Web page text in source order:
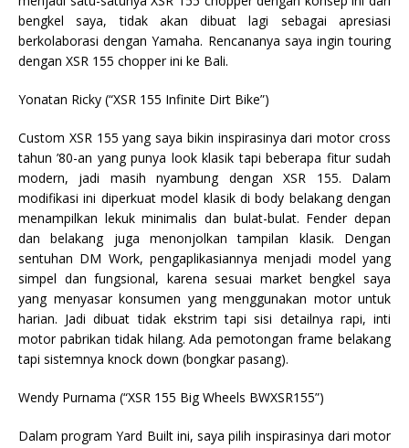
bengkel saya, tidak akan dibuat lagi sebagai apresiasi
berkolaborasi dengan Yamaha. Rencananya saya ingin touring
dengan XSR 155 chopper ini ke Bali.
Yonatan Ricky (“XSR 155 Infinite Dirt Bike”)
Custom XSR 155 yang saya bikin inspirasinya dari motor cross
tahun ’80-an yang punya look klasik tapi beberapa fitur sudah
modern, jadi masih nyambung dengan XSR 155. Dalam
modifikasi ini diperkuat model klasik di body belakang dengan
menampilkan lekuk minimalis dan bulat-bulat. Fender depan
dan belakang juga menonjolkan tampilan klasik. Dengan
sentuhan DM Work, pengaplikasiannya menjadi model yang
simpel dan fungsional, karena sesuai market bengkel saya
yang menyasar konsumen yang menggunakan motor untuk
harian. Jadi dibuat tidak ekstrim tapi sisi detailnya rapi, inti
motor pabrikan tidak hilang. Ada pemotongan frame belakang
tapi sistemnya knock down (bongkar pasang).
Wendy Purnama (“XSR 155 Big Wheels BWXSR155”)
Dalam program Yard Built ini, saya pilih inspirasinya dari motor